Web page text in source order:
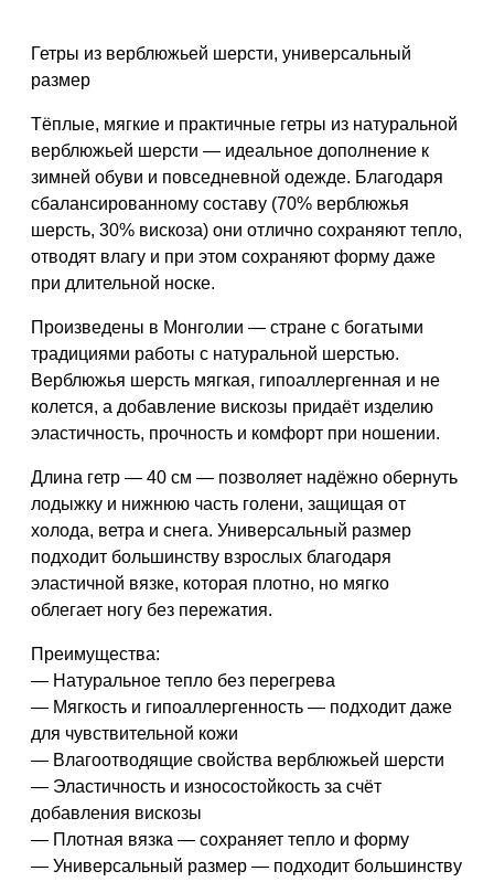
Гетры из верблюжьей шерсти, универсальный
размер
Тёплые, мягкие и практичные гетры из натуральной
верблюжьей шерсти — идеальное дополнение к
зимней обуви и повседневной одежде. Благодаря
сбалансированному составу (70% верблюжья
шерсть, 30% вискоза) они отлично сохраняют тепло,
отводят влагу и при этом сохраняют форму даже
при длительной носке.
Произведены в Монголии — стране с богатыми
традициями работы с натуральной шерстью.
Верблюжья шерсть мягкая, гипоаллергенная и не
колется, а добавление вискозы придаёт изделию
эластичность, прочность и комфорт при ношении.
Длина гетр — 40 см — позволяет надёжно обернуть
лодыжку и нижнюю часть голени, защищая от
холода, ветра и снега. Универсальный размер
подходит большинству взрослых благодаря
эластичной вязке, которая плотно, но мягко
облегает ногу без пережатия.
Преимущества:
— Натуральное тепло без перегрева
— Мягкость и гипоаллергенность — подходит даже
для чувствительной кожи
— Влагоотводящие свойства верблюжьей шерсти
— Эластичность и износостойкость за счёт
добавления вискозы
— Плотная вязка — сохраняет тепло и форму
— Универсальный размер — подходит большинству